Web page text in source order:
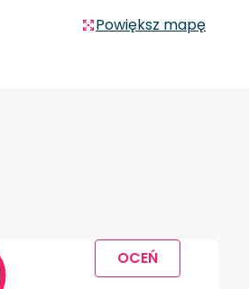
Powiększ mapę
OCEŃ